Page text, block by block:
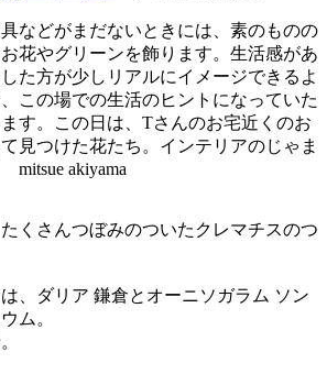
などがまだないときには、素のものの
花やグリーンを飾ります。生活感があ
た方が少しリアルにイメージできるよ
この場での生活のヒントになっていた
す。この日は、Tさんのお宅近くのお
見つけた花たち。インテリアのじゃま
akiyama
くさんつぼみのついたクレマチスのつ
、ダリア 鎌倉とオーニソガラム ソン
ム。